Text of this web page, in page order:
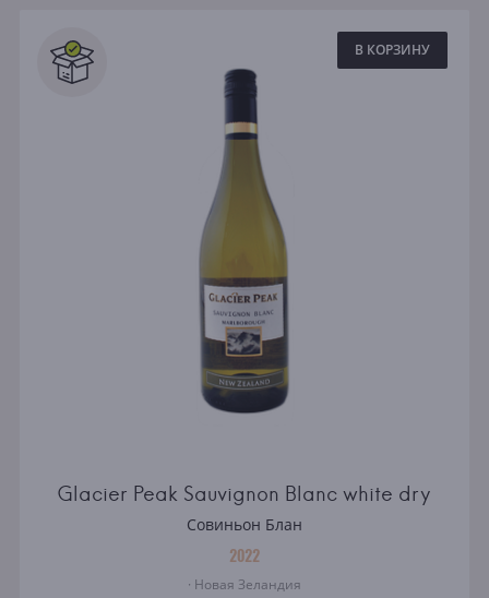
В КОРЗИНУ
Glacier Peak Sauvignon Blanc white dry
Совиньон Блан
2022
· Новая Зеландия